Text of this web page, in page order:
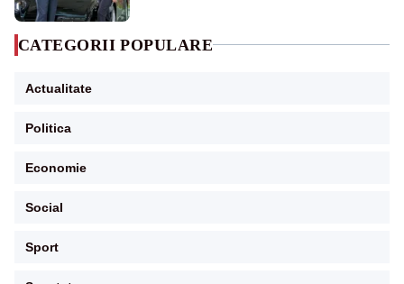
CATEGORII POPULARE
Actualitate
Politica
Economie
Social
Sport